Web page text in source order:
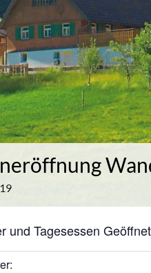
und Tagesessen